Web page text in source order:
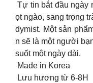
Tự tin bắt đầu ngày
ọt ngào, sang trọng
dymist. Một sản
n sẽ là một người
suốt một ngày dài.
Made in Korea
Lưu hương từ 6-8H